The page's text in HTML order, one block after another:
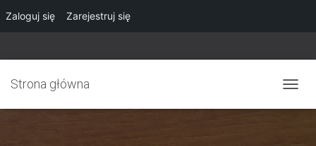
Zaloguj się Zarejestruj się
Strona główna
R